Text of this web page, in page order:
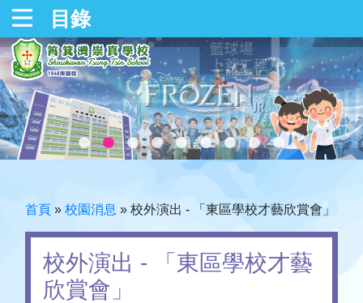
目錄
首頁 » 校園消息 » 校外演出 - 「東區學校才藝欣賞會」
校外演出 - 「東區學校才藝
欣賞會」